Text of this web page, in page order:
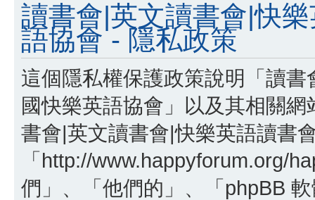
讀書會|英文讀書會|快
語協會 - 隱私政策
這個隱私權保護政策說明「讀
國快樂英語協會」以及其相關
書會|英文讀書會|快樂英語讀書
「http://www.happyforum.org/
們」、「他們的」、「phpBB